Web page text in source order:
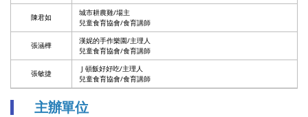
陳君如
城市耕農雞/場主
兒童食育協會/食育講師
張涵樺
漢妮的手作樂園/主理人
兒童食育協會/食育講師
張敏捷
J 頓飯好好吃/主理人
兒童食育協會/食育講師
主辦單位